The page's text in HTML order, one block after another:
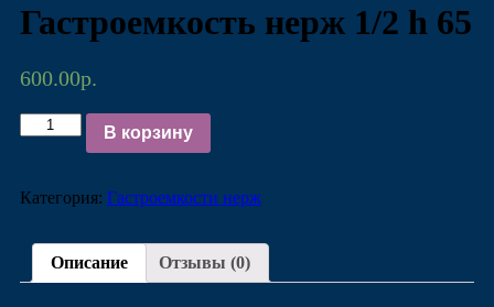
Гастроемкость нерж 1/2 h 65
600.00р.
Количество
В корзину
Категория: Гастроемкости нерж
Описание Отзывы (0)